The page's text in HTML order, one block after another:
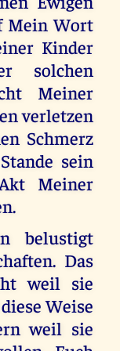
Mein Wort
Kinder
solchen
Meiner
verletzen
Schmerz
sein
Meiner
belustigt
Das
weil sie
Weise
weil sie